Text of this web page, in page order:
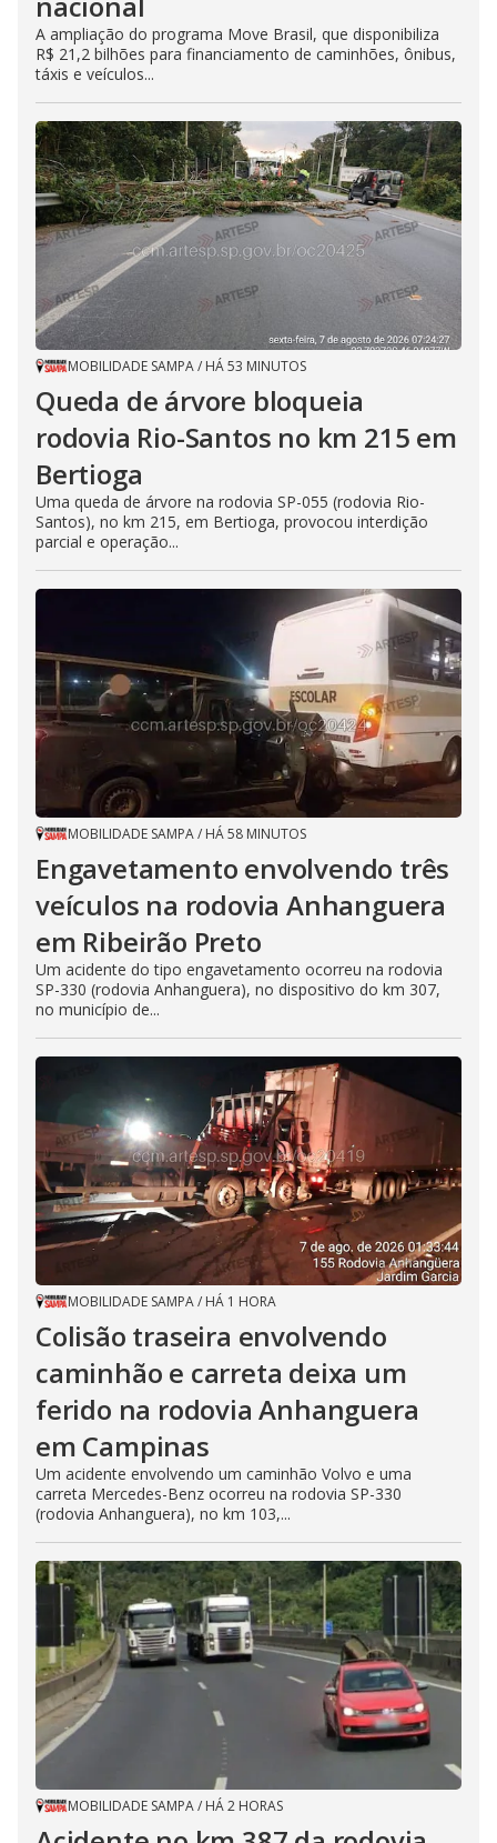
A ampliação do programa Move Brasil, que disponibiliza
R$ 21,2 bilhões para financiamento de caminhões, ônibus,
táxis e veículos...
MOBILIDADE SAMPA/ HÁ 53 MINUTOS
Queda de árvore bloqueia
rodovia Rio-Santos no km 215 em
Bertioga
Uma queda de árvore na rodovia SP-055 (rodovia Rio-
Santos), no km 215, em Bertioga, provocou interdição
parcial e operação...
MOBILIDADE SAMPA/ HÁ 58 MINUTOS
Engavetamento envolvendo três
veículos na rodovia Anhanguera
em Ribeirão Preto
Um acidente do tipo engavetamento ocorreu na rodovia
SP-330 (rodovia Anhanguera), no dispositivo do km 307,
no município de...
MOBILIDADE SAMPA/ HÁ 1 HORA
Colisão traseira envolvendo
caminhão e carreta deixa um
ferido na rodovia Anhanguera
em Campinas
Um acidente envolvendo um caminhão Volvo e uma
carreta Mercedes-Benz ocorreu na rodovia SP-330
(rodovia Anhanguera), no km 103,...
MOBILIDADE SAMPA/ HÁ 2 HORAS